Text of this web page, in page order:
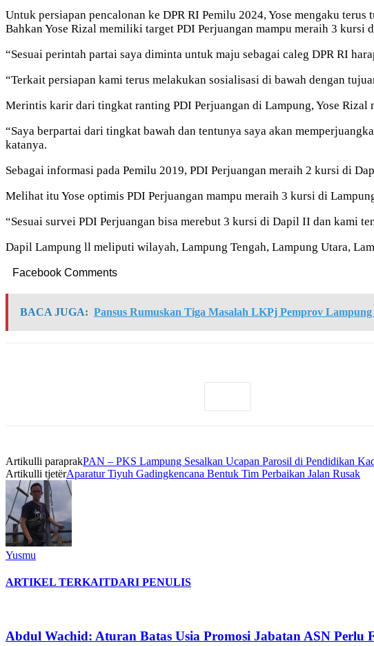
Untuk persiapan pencalonan ke DPR RI Pemilu 2024, Yose mengaku terus
Bahkan Yose Rizal memiliki target PDI Perjuangan mampu meraih 3 kursi
“Sesuai perintah partai saya diminta untuk maju sebagai caleg DPR RI
“Terkait persiapan kami terus melakukan sosialisasi di bawah dengan
Merintis karir dari tingkat ranting PDI Perjuangan di Lampung, Yose Rizal
“Saya berpartai dari tingkat bawah dan tentunya saya akan
katanya.
Sebagai informasi pada Pemilu 2019, PDI Perjuangan meraih 2 kursi di
Melihat itu Yose optimis PDI Perjuangan mampu meraih 3 kursi di
“Sesuai survei PDI Perjuangan bisa merebut 3 kursi di Dapil II dan kami
Dapil Lampung ll meliputi wilayah, Lampung Tengah, Lampung Utara,
Facebook Comments
BACA JUGA: Pansus Rumuskan Tiga Masalah LKPj Pemprov Lampung
Artikulli paraprakPAN – PKS Lampung Sesalkan Ucapan Parosil di Pendidikan
Artikulli tjetërAparatur Tiyuh Gadingkencana Bentuk Tim Perbaikan Jalan Rusak
Yusmu
ARTIKEL TERKAITDARI PENULIS
Abdul Wachid: Aturan Batas Usia Promosi Jabatan ASN Perlu